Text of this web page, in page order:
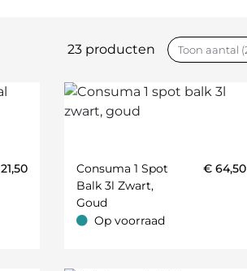
23 producten
21,50
Consuma 1 Spot
Balk 3l Zwart,
Goud
€ 64,50
Op voorraad
Op voorraad